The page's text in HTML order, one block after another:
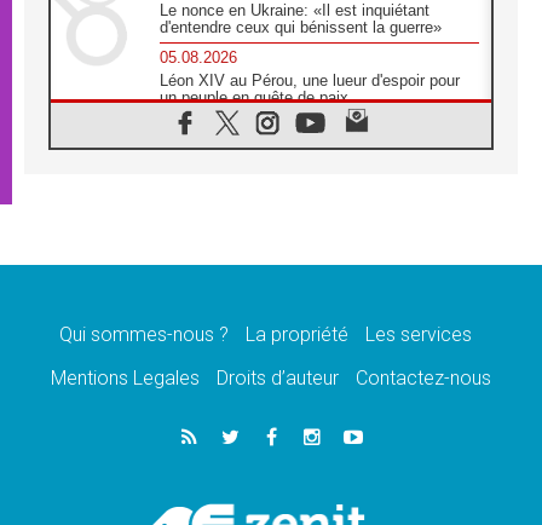
Le nonce en Ukraine: «Il est inquiétant
d'entendre ceux qui bénissent la guerre»
05.08.2026
Léon XIV au Pérou, une lueur d'espoir pour
un peuple en quête de paix
05.08.2026
SCEAM: L'Église en Afrique vers
en Argentine et au Pérou
Audience générale: la prière est un acte
04.08.2026
Léon XIV invite les Chevaliers de Colomb à
Au Nigéria, attaques d'église, meurtre et
Qui sommes-nous ? La propriété
Les services
Mentions Legales
Droits d’auteur Contactez-nous